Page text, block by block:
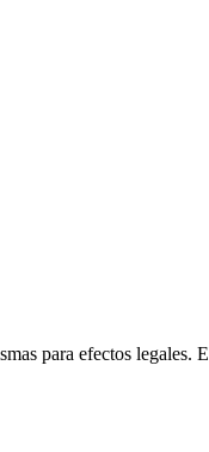
para efectos legales.